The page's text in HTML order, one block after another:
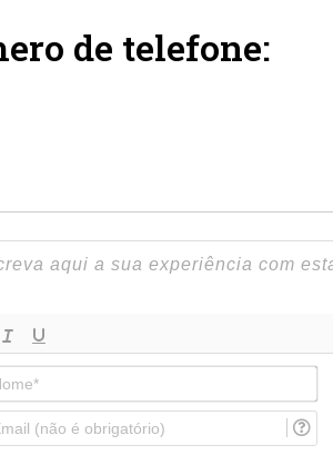
de telefone:
N
m